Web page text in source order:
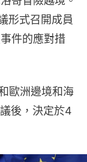
形式召開成員
件的應對措
歐洲邊境和海
後，決定於4